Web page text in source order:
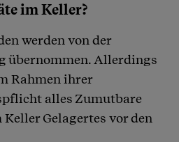
im Keller?
werden von der
übernommen. Allerdings
Rahmen ihrer
alles Zumutbare
Gelagertes vor den